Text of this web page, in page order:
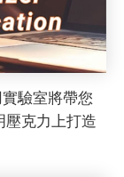
驗室將帶您
克力上打造